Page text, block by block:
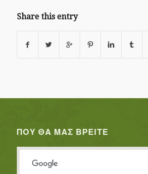
Share this entry
ΠΟΥ ΘΑ ΜΑΣ ΒΡΕΊΤΕ